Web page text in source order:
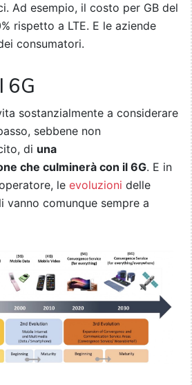
Ad esempio, il costo per GB del
rispetto a LTE. E le aziende
consumatori.
6G
sostanzialmente a considerare
sebbene non
di una
che culminerà con il 6G. E in
le evoluzioni delle
vanno comunque sempre a